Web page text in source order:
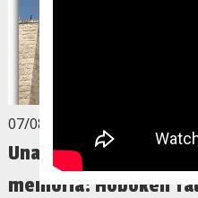
07/08/2026
Una storia che
memoria: Hoboken